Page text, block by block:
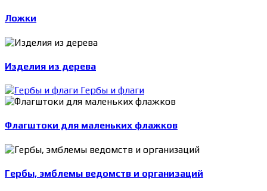
Ложки
Изделия из дерева
Гербы и флаги
Флагштоки для маленьких флажков
Гербы, эмблемы ведомств и организаций